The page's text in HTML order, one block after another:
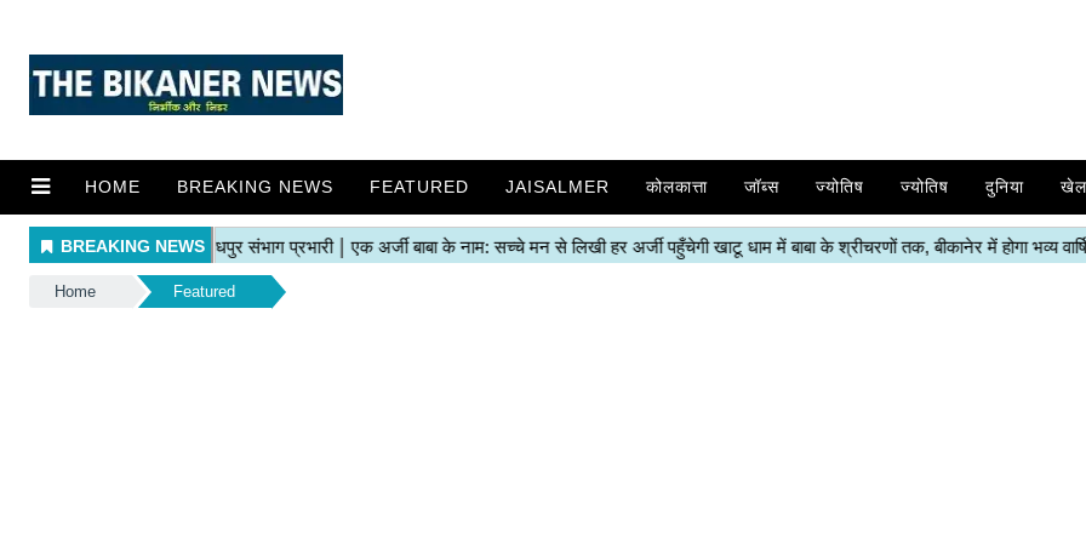
HOME BREAKING NEWS FEATURED JAISALMER कोलकात्ता जॉब्स ज्योतिष ज्योतिष दुनिया खेल
Home Featured